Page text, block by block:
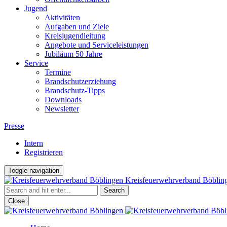
Jugend
Aktivitäten
Aufgaben und Ziele
Kreisjugendleitung
Angebote und Serviceleistungen
Jubiläum 50 Jahre
Service
Termine
Brandschutzerziehung
Brandschutz-Tipps
Downloads
Newsletter
Presse
Intern
Registrieren
Toggle navigation
Kreisfeuerwehrverband
Close